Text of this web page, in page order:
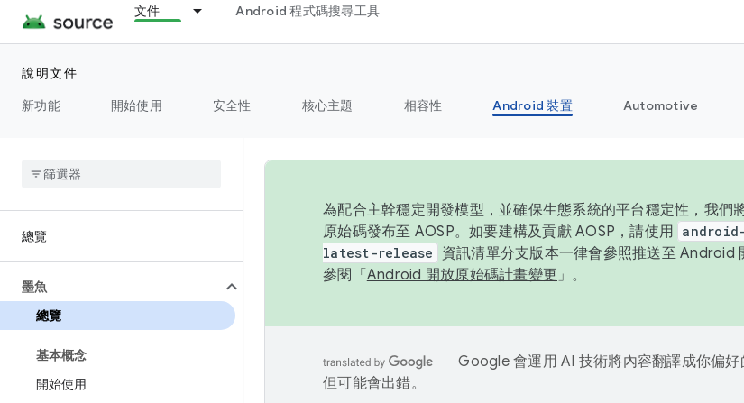
文件 Android 程式碼搜尋工具
說明文件
新功能
開始使用 安全性 核心主題 相容性 Android 裝置 Automotive
總覽
墨魚
總覽
基本概念
開始使用
為配合主幹穩定開發模型，並確保生態系統的平台穩定性，我們
原始碼發布至 AOSP。如要建構及貢獻 AOSP，請使用
latest-release
資訊清單分支版本一律會參照推送至 Android
參閱「 Android 開放原始碼計畫變更 」。
Google 會運用 AI 技術將內容翻譯成你偏好
但可能會出錯。